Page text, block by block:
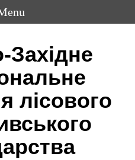
Західне
лісового